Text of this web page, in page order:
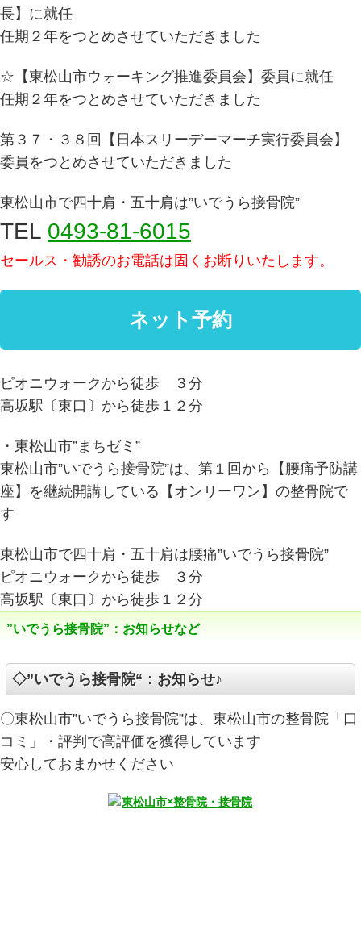
長】に就任
任期２年をつとめさせていただきました
☆【東松山市ウォーキング推進委員会】委員に就任
任期２年をつとめさせていただきました
第３７・３８回【日本スリーデーマーチ実行委員会】
委員をつとめさせていただきました
東松山市で四十肩・五十肩は”いでうら接骨院”
TEL 0493-81-6015
セールス・勧誘のお電話は固くお断りいたします。
ピオニウォークから徒歩 ３分
高坂駅〔東口〕から徒歩１２分
・東松山市”まちゼミ”
東松山市”いでうら接骨院”は、第１回から【腰痛予防講
座】を継続開講している【オンリーワン】の整骨院で
す
東松山市で四十肩・五十肩は腰痛”いでうら接骨院”
ピオニウォークから徒歩 ３分
高坂駅〔東口〕から徒歩１２分
”いでうら接骨院”：お知らせなど
◇”いでうら接骨院“：お知らせ♪
〇東松山市”いでうら接骨院”は、東松山市の整骨院「口
コミ」・評判で高評価を獲得しています
安心しておまかせください